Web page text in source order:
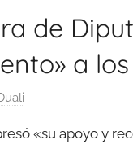
de
a
«su apoyo y